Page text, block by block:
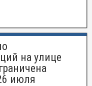
на улице
июля